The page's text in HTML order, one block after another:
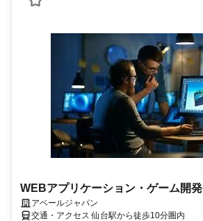
WEBアプリケーション・ゲーム開発
アベールジャパン
交通・アクセス 仙台駅から徒歩10分圏内